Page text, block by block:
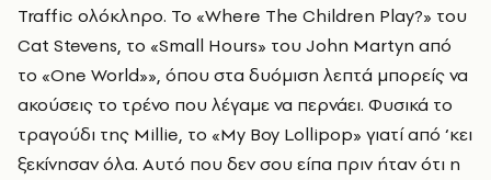
Traffic ολόκληρο. To «Where The Children Play?» του
Cat Stevens, το «Small Hours» του John Martyn από
το «One World»», όπου στα δυόμιση λεπτά μπορείς να
ακούσεις το τρένο που λέγαμε να περνάει. Φυσικά το
τραγούδι της Millie, το «My Boy Lollipop» γιατί από ‘κει
ξεκίνησαν όλα. Αυτό που δεν σου είπα πριν ήταν ότι η